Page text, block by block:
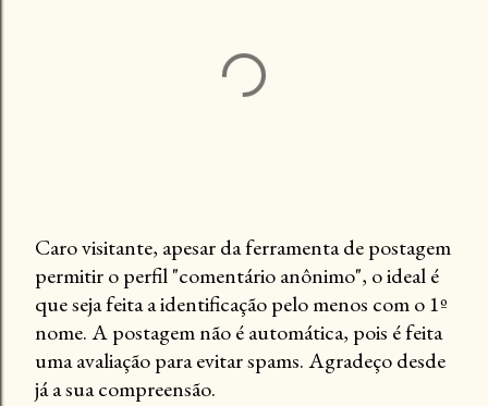
P
o
s
t
a
Caro visitante, apesar da ferramenta de postagem
permitir o perfil "comentário anônimo", o ideal é
que seja feita a identificação pelo menos com o 1º
nome. A postagem não é automática, pois é feita
uma avaliação para evitar spams. Agradeço desde
já a sua compreensão.